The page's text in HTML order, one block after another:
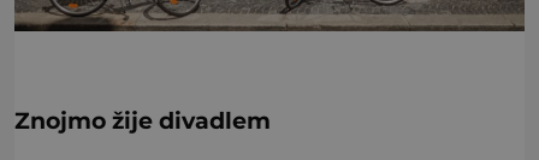
Znojmo žije divadlem